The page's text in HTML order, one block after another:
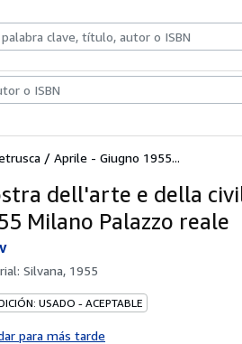
/ Aprile - Giugno 1955...
dell'arte e della
Milano Palazzo reale
Silvana, 1955
USADO - ACEPTABLE
para más tarde